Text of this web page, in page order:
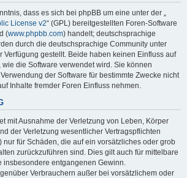
dass es sich bei phpBB um eine unter der „
License v2“ (GPL) bereitgestellten Foren-Software
(www.phpbb.com) handelt; deutschsprachige
durch die deutschsprachige Community unter
Verfügung gestellt. Beide haben keinen Einfluss auf
wie die Software verwendet wird. Sie können
der Software für bestimmte Zwecke nicht
Inhalte fremder Foren Einfluss nehmen.
mit Ausnahme der Verletzung von Leben, Körper
der Verletzung wesentlicher Vertragspflichten
nur für Schäden, die auf ein vorsätzliches oder grob
zurückzuführen sind. Dies gilt auch für mittelbare
insbesondere entgangenen Gewinn.
Verbrauchern außer bei vorsätzlichem oder